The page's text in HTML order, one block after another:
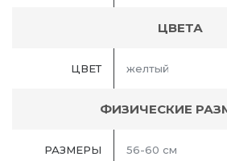
ЦВЕТА
ЦВЕТ желтый
ФИЗИЧЕСКИЕ
РАЗМЕРЫ 56-60 см